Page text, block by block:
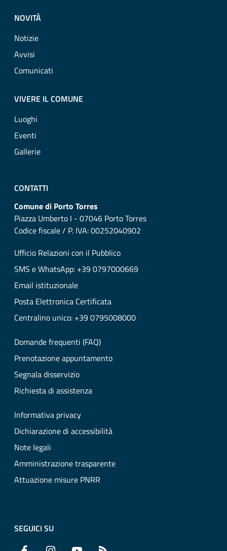
NOVITÀ
Notizie
Avvisi
Comunicati
VIVERE IL COMUNE
Luoghi
Eventi
Gallerie
CONTATTI
Comune di Porto Torres
Piazza Umberto I - 07046 Porto Torres
Codice fiscale / P. IVA: 00252040902
Ufficio Relazioni con il Pubblico
SMS e WhatsApp: +39 0797000669
Email istituzionale
Posta Elettronica Certificata
Centralino unico: +39 0795008000
Domande frequenti (FAQ)
Prenotazione appuntamento
Segnala disservizio
Richiesta di assistenza
Informativa privacy
Dichiarazione di accessibilità
Note legali
Amministrazione trasparente
Attuazione misure PNRR
SEGUICI SU